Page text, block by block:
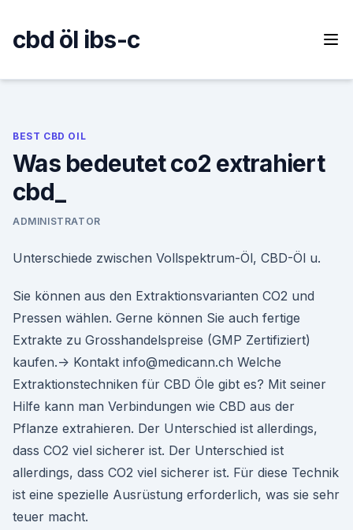
content
cbd öl ibs-c
BEST CBD OIL
Was bedeutet co2 extrahiert
cbd_
ADMINISTRATOR
Unterschiede zwischen Vollspektrum-Öl, CBD-Öl u.
Sie können aus den Extraktionsvarianten CO2 und
Pressen wählen. Gerne können Sie auch fertige
Extrakte zu Grosshandelspreise (GMP Zertifiziert)
kaufen.-> Kontakt info@medicann.ch Welche
Extraktionstechniken für CBD Öle gibt es? Mit seiner
Hilfe kann man Verbindungen wie CBD aus der
Pflanze extrahieren. Der Unterschied ist allerdings,
dass CO2 viel sicherer ist. Der Unterschied ist
allerdings, dass CO2 viel sicherer ist. Für diese Technik
ist eine spezielle Ausrüstung erforderlich, was sie sehr
teuer macht.